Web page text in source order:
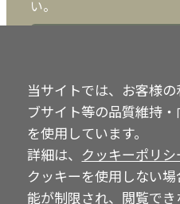
い。
Copyright © IRH Press
当サイトでは、お客様
ブサイト等の品質維持
を使用しています。
詳細は、 クッキーポリシ
クッキーを使用しない
能が制限され、閲覧で